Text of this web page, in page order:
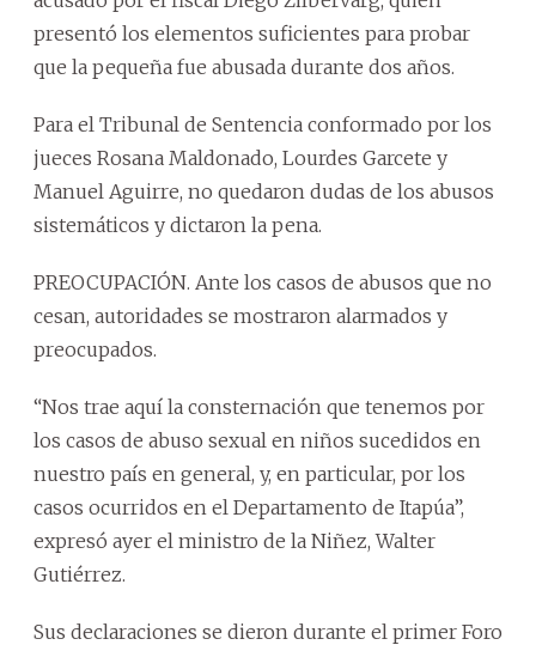
presentó los elementos suficientes para probar
que la pequeña fue abusada durante dos años.
Para el Tribunal de Sentencia conformado por los
jueces Rosana Maldonado, Lourdes Garcete y
Manuel Aguirre, no quedaron dudas de los abusos
sistemáticos y dictaron la pena.
PREOCUPACIÓN. Ante los casos de abusos que no
cesan, autoridades se mostraron alarmados y
preocupados.
“Nos trae aquí la consternación que tenemos por
los casos de abuso sexual en niños sucedidos en
nuestro país en general, y, en particular, por los
casos ocurridos en el Departamento de Itapúa”,
expresó ayer el ministro de la Niñez, Walter
Gutiérrez.
Sus declaraciones se dieron durante el primer Foro